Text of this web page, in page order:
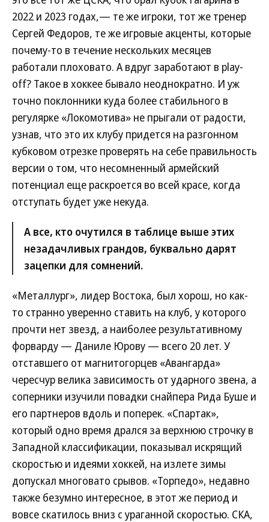
2022 и 2023 годах,— те же игроки, тот же тренер
Сергей Федоров, те же игровые акценты, которые
почему-то в течение нескольких месяцев
работали плоховато. А вдруг заработают в play-
off? Такое в хоккее бывало неоднократно. И уж
точно поклонники куда более стабильного в
регулярке «Локомотива» не прыгали от радости,
узнав, что это их клубу придется на разгонном
кубковом отрезке проверять на себе правильность
версии о том, что несомненный армейский
потенциал еще раскроется во всей красе, когда
отступать будет уже некуда.
А все, кто очутился в таблице выше этих
незадачливых грандов, буквально дарят
зацепки для сомнений.
«Металлург», лидер Востока, был хорош, но как-
то странно уверенно ставить на клуб, у которого
прочти нет звезд, а наиболее результативному
форварду — Даниле Юрову — всего 20 лет. У
отставшего от магнитогорцев «Авангарда»
чересчур велика зависимость от ударного звена, а
соперники изучили повадки снайпера Рида Буше и
его партнеров вдоль и поперек. «Спартак»,
который одно время дрался за верхнюю строчку в
Западной классификации, показывал искрящий
скоростью и идеями хоккей, на излете зимы
допускал многовато срывов. «Торпедо», недавно
также безумно интересное, в этот же период и
вовсе скатилось вниз с ураганной скоростью. СКА,